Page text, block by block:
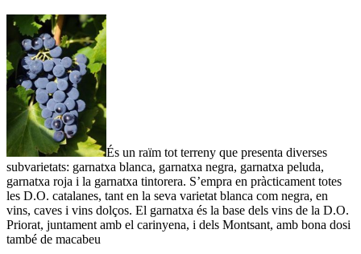
És un raïm tot terreny que presenta diverses
subvarietats: garnatxa blanca, garnatxa negra, garnatxa peluda,
garnatxa roja i la garnatxa tintorera. S’empra en pràcticament totes
les D.O. catalanes, tant en la seva varietat blanca com negra, en
vins, caves i vins dolços. El garnatxa és la base dels vins de la D.O.
Priorat, juntament amb el carinyena, i dels Montsant, amb bona dosi
també de macabeu